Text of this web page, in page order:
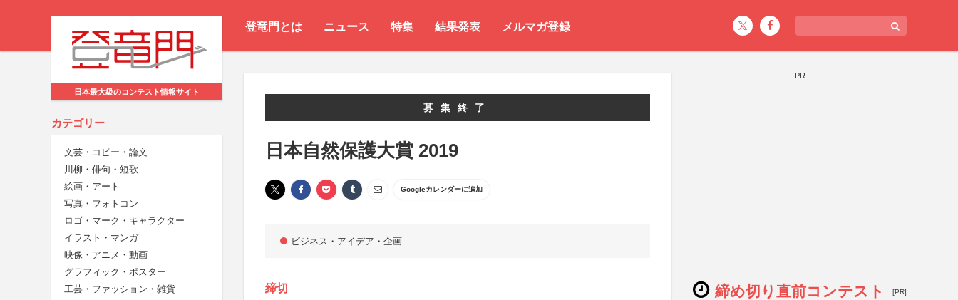
登竜門とは ニュース 特集 結果発表 メルマガ登録
日本最大級のコンテスト情報サイト
カテゴリー
文芸・コピー・論文
川柳・俳句・短歌
絵画・アート
写真・フォトコン
ロゴ・マーク・キャラクター
イラスト・マンガ
映像・アニメ・動画
グラフィック・ポスター
工芸・ファッション・雑貨
募集終了
日本自然保護大賞 2019
Googleカレンダーに追加
ビジネス・アイデア・企画
締切
PR
締め切り直前コンテスト [PR]